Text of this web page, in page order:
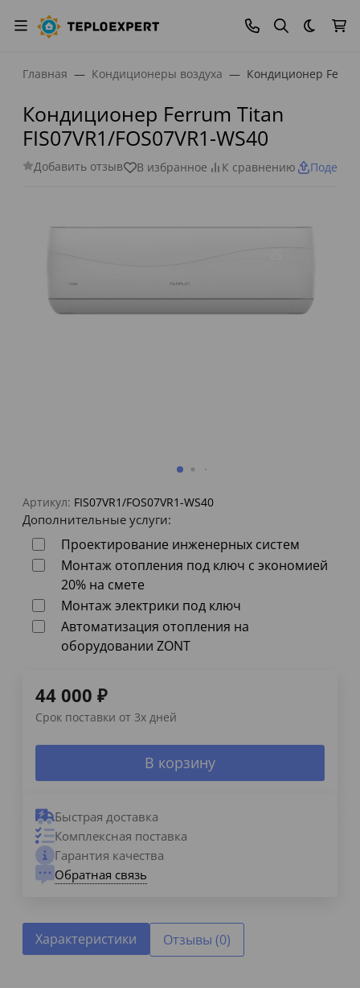
Темная
Главная Кондиционеры воздуха Кондиционер
Кондиционер Ferrum Titan
FIS07VR1/FOS07VR1-WS40
Добавить отзыв В избранное К сравнению
Артикул: FIS07VR1/FOS07VR1-WS40
Дополнительные услуги:
Проектирование инженерных систем
Монтаж отопления под ключ с экономией
20% на смете
Монтаж электрики под ключ
Автоматизация отопления на
оборудовании ZONT
44 000 ₽
Срок поставки от 3х дней
В корзину
Быстрая доставка
Комплексная поставка
Гарантия качества
Обратная связь
Характеристики Отзывы (0)